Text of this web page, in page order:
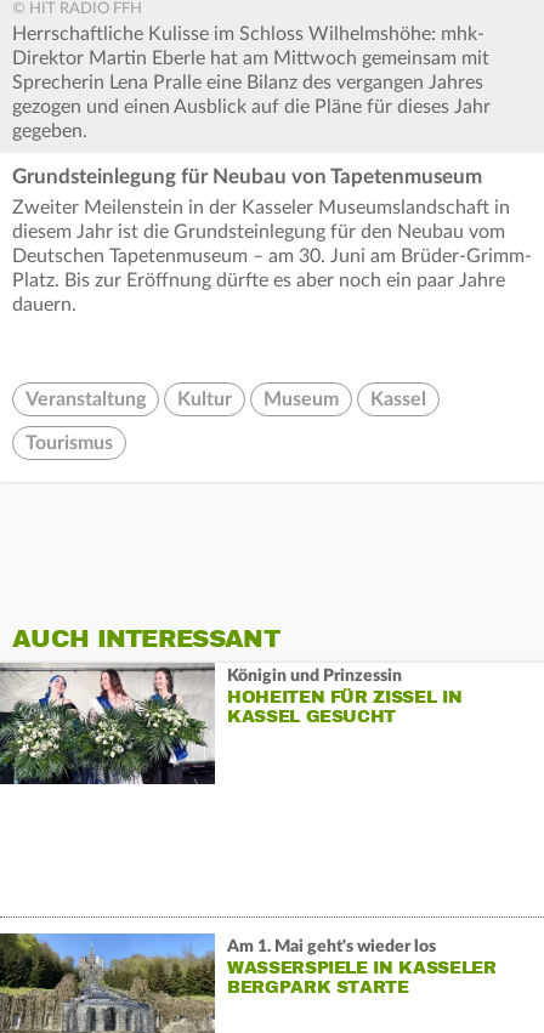
© HIT RADIO FFH
Herrschaftliche Kulisse im Schloss Wilhelmshöhe: mhk-
Direktor Martin Eberle hat am Mittwoch gemeinsam mit
Sprecherin Lena Pralle eine Bilanz des vergangen Jahres
gezogen und einen Ausblick auf die Pläne für dieses Jahr
gegeben.
Grundsteinlegung für Neubau von Tapetenmuseum
Zweiter Meilenstein in der Kasseler Museumslandschaft in
diesem Jahr ist die Grundsteinlegung für den Neubau vom
Deutschen Tapetenmuseum – am 30. Juni am Brüder-Grimm-
Platz. Bis zur Eröffnung dürfte es aber noch ein paar Jahre
dauern.
Veranstaltung Kultur Museum Kassel
Tourismus
AUCH INTERESSANT
Königin und Prinzessin
HOHEITEN FÜR ZISSEL IN
KASSEL GESUCHT
Am 1. Mai geht's wieder los
WASSERSPIELE IN KASSELER
BERGPARK STARTE